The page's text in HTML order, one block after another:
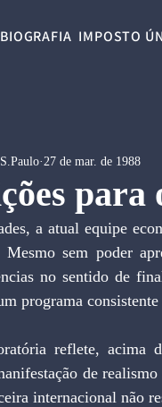
BIOGRAFIA IMPOSTO
para
27 de mar. de 1988
a atual equipe
sem poder
no sentido de
programa
reflete, acima
de
internacional não